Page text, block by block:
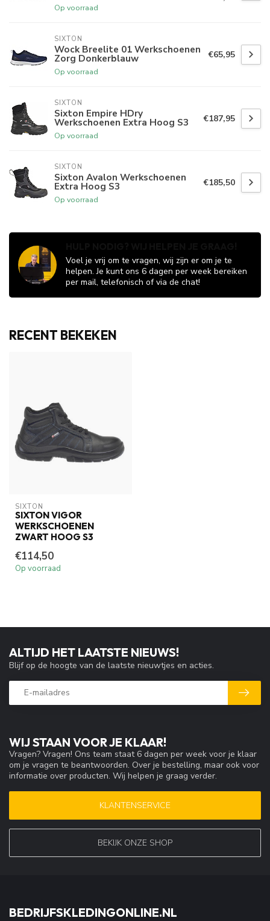
Op voorraad
SIXTON
Wock Breelite 01 Werkschoenen
Zorg Donkerblauw
Op voorraad
€65,95
SIXTON
Sixton Empire HDry
Werkschoenen Extra Hoog S3
Op voorraad
€187,95
SIXTON
Sixton Avalon Werkschoenen
Extra Hoog S3
Op voorraad
€185,50
Voel je vrij om te vragen, wij zijn er om je te
helpen. Je kunt ons 6 dagen per week bereiken
per mail, telefonisch of via de chat!
RECENT BEKEKEN
SIXTON
SIXTON VIGOR
WERKSCHOENEN
ZWART HOOG S3
€114,50
Op voorraad
WIJ STAAN VOOR JE KLAAR!
Vragen? Vragen! Ons team staat 6 dagen per week voor je klaar
om je vragen te beantwoorden. Over je bestelling, maar ook voor
informatie over producten. Wij helpen je graag verder.
KLANTENSERVICE
BEKIJK ONZE SHOP
ALTIJD HET LAATSTE NIEUWS!
Blijf op de hoogte van de laatste nieuwtjes en acties.
BEDRIJFSKLEDINGONLINE.NL